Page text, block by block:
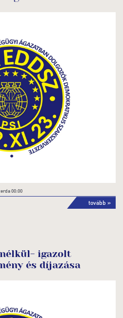
00:00
tovább »
igazolt
és díjazása